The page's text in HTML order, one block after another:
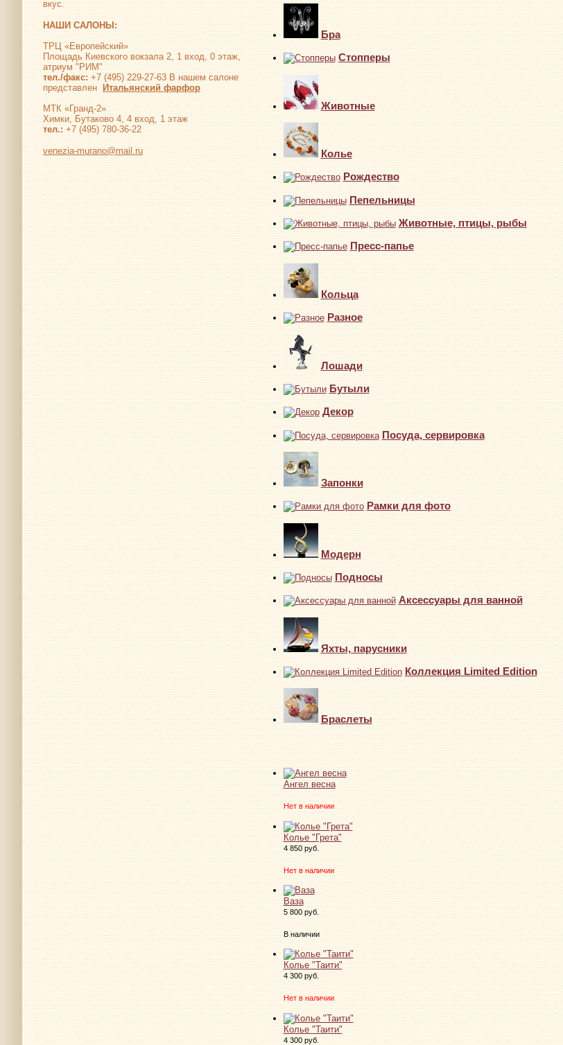
вкус.
НАШИ САЛОНЫ:
ТРЦ «Европейский»
Площадь Киевского вокзала 2, 1 вход, 0 этаж,
атриум "РИМ"
тел./факс: +7 (495) 229-27-63 В нашем салоне
представлен
Итальянский фарфор
МТК «Гранд-2»
Химки, Бутаково 4, 4 вход, 1 этаж
тел.: +7 (495) 780-36-22
venezia-murano@mail.ru
Бра
Стопперы
Животные
Колье
Рождество
Пепельницы
Животные, птицы, рыбы
Пресс-папье
Кольца
Разное
Лошади
Бутыли
Декор
Посуда, сервировка
Запонки
Рамки для фото
Модерн
Подносы
Аксессуары для ванной
Яхты, парусники
Коллекция Limited Edition
Браслеты
Ангел весна
Нет в наличии
Колье "Грета"
4 850 руб.
Нет в наличии
Ваза
5 800 руб.
В наличии
Колье "Таити"
4 300 руб.
Нет в наличии
Колье "Таити"
4 300 руб.